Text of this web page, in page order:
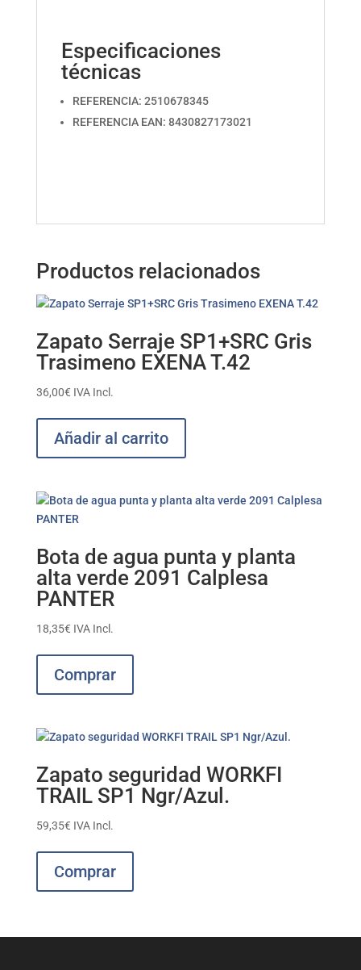
Especificaciones
técnicas
REFERENCIA: 2510678345
REFERENCIA EAN: 8430827173021
Productos relacionados
Zapato Serraje SP1+SRC Gris
Trasimeno EXENA T.42
36,00€ IVA Incl.
Añadir al carrito
Bota de agua punta y planta
alta verde 2091 Calplesa
PANTER
18,35€ IVA Incl.
Comprar
Las
se
pueden
la
de
Zapato seguridad WORKFI
TRAIL SP1 Ngr/Azul.
59,35€ IVA Incl.
Comprar
Las